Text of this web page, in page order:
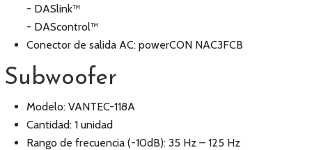
- DASlink™
- DAScontrol™
Conector de salida AC: powerCON NAC3FCB
Subwoofer
Modelo: VANTEC-118A
Cantidad: 1 unidad
Rango de frecuencia (-10dB): 35 Hz – 125 Hz